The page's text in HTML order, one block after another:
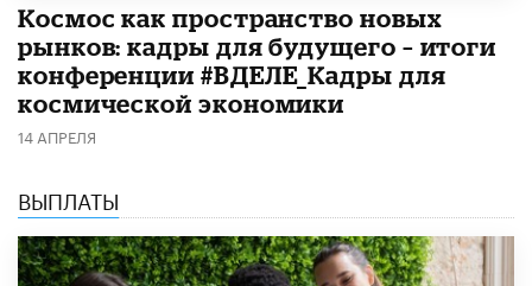
Космос как пространство новых
рынков: кадры для будущего – итоги
конференции #ВДЕЛЕ_Кадры для
космической экономики
14 АПРЕЛЯ
ВЫПЛАТЫ